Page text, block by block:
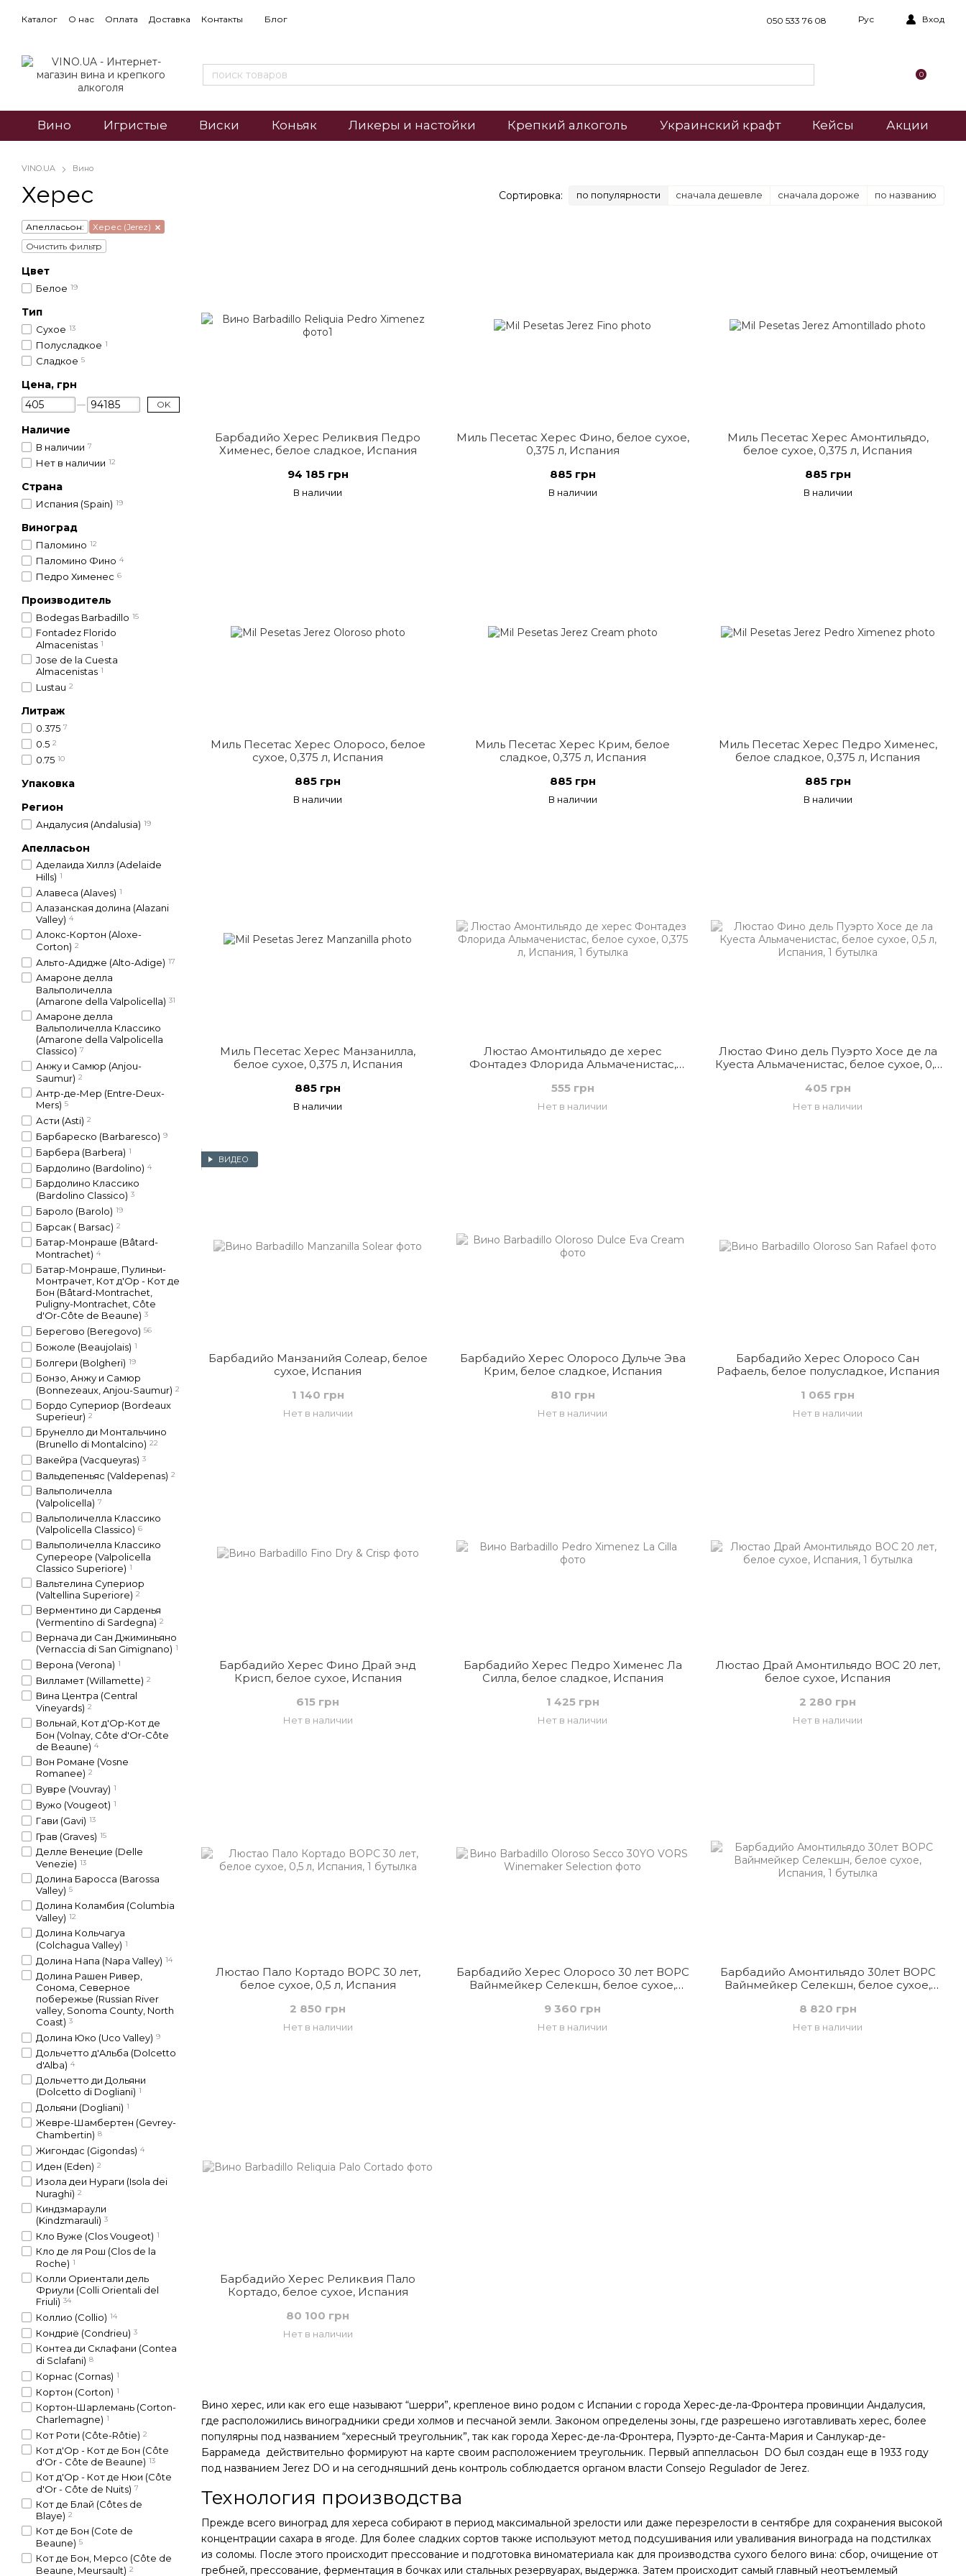
Каталог О нас Оплата Доставка Контакты Блог 050 533 76 08 Рус Вход
0
Вино Игристые Виски Коньяк Ликеры и настойки Крепкий алкоголь Украинский крафт Кейсы Акции
VINO.UA Вино
Херес Сортировка: по популярности сначала дешевле сначала дороже по названию
Вино херес, или как его еще называют “шерри”, крепленое вино родом с Испании с города Херес-де-ла-Фронтера провинции Андалусия,
где расположились виноградники среди холмов и песчаной земли. Законом определены зоны, где разрешено изготавливать херес, более
популярны под названием “хересный треугольник”, так как города Херес-де-ла-Фронтера, Пуэрто-де-Санта-Мария и Санлукар-де-
Баррамеда действительно формируют на карте своим расположением треугольник. Первый аппелласьон DO был создан еще в 1933 году
под названием Jerez DO и на сегодняшний день контроль соблюдается органом власти Consejo Regulador de Jerez.
Технология производства
Прежде всего виноград для хереса собирают в период максимальной зрелости или даже перезрелости в сентябре для сохранения высокой
концентрации сахара в ягоде. Для более сладких сортов также используют метод подсушивания или уваливания винограда на подстилках
из соломы. После этого происходит прессование и подготовка виноматериала как для производства сухого белого вина: сбор, очищение от
гребней, прессование, ферментация в бочках или стальных резервуарах, выдержка. Затем происходит самый главный неотъемлемый
Барбадийо Херес Реликвия Педро
Хименес, белое сладкое, Испания
94 185 грн
В наличии
Миль Песетас Херес Фино, белое сухое,
0,375 л, Испания
885 грн
В наличии
Миль Песетас Херес Амонтильядо,
белое сухое, 0,375 л, Испания
885 грн
В наличии
Миль Песетас Херес Олоросо, белое
сухое, 0,375 л, Испания
885 грн
В наличии
Миль Песетас Херес Крим, белое
сладкое, 0,375 л, Испания
885 грн
В наличии
Миль Песетас Херес Педро Хименес,
белое сладкое, 0,375 л, Испания
885 грн
В наличии
Миль Песетас Херес Манзанилла,
белое сухое, 0,375 л, Испания
885 грн
В наличии
Люстао Амонтильядо де херес
Фонтадез Флорида Альмаченистас,
555 грн
Нет в наличии
Люстао Фино дель Пуэрто Хосе де ла
Куеста Альмаченистас, белое сухое, 0,5
405 грн
Нет в наличии
ВИДЕО
Барбадийо Манзанийя Солеар, белое
сухое, Испания
1 140 грн
Нет в наличии
Барбадийо Херес Олоросо Дульче Эва
Крим, белое сладкое, Испания
810 грн
Нет в наличии
Барбадийо Херес Олоросо Сан
Рафаель, белое полусладкое, Испания
1 065 грн
Нет в наличии
Барбадийо Херес Фино Драй энд
Крисп, белое сухое, Испания
615 грн
Нет в наличии
Барбадийо Херес Педро Хименес Ла
Силла, белое сладкое, Испания
1 425 грн
Нет в наличии
Люстао Драй Амонтильядо ВОС 20 лет,
белое сухое, Испания
2 280 грн
Нет в наличии
Люстао Пало Кортадо ВОРС 30 лет,
белое сухое, 0,5 л, Испания
2 850 грн
Нет в наличии
Барбадийо Херес Олоросо 30 лет ВОРС
Вайнмейкер Селекшн, белое сухое,
9 360 грн
Нет в наличии
Барбадийо Амонтильядо 30лет ВОРС
Вайнмейкер Селекшн, белое сухое,
8 820 грн
Нет в наличии
Барбадийо Херес Реликвия Пало
Кортадо, белое сухое, Испания
80 100 грн
Нет в наличии
Апелласьон:
Херес (Jerez)
Очистить фильтр
Цвет
Белое 19
Тип
Сухое 13
Полусладкое 1
Сладкое 5
Цена, грн
OK
Наличие
В наличии 7
Нет в наличии 12
Страна
Испания (Spain) 19
Виноград
Паломино 12
Паломино Фино 4
Педро Хименес 6
Производитель
Bodegas Barbadillo 15
Fontadez Florido
Almacenistas 1
Jose de la Cuesta
Almacenistas 1
Lustau 2
Литраж
0.375 7
0.5 2
0.75 10
Упаковка
Регион
Андалусия (Andalusia) 19
Апелласьон
Аделаида Хиллз (Adelaide
Hills) 1
Алавеса (Alaves) 1
Алазанская долина (Alazani
Valley) 4
Алокс-Кортон (Aloxe-
Corton) 2
Альто-Адидже (Alto-Adige) 17
Амароне делла
Вальполичелла
(Amarone della Valpolicella) 31
Амароне делла
Вальполичелла Классико
(Amarone della Valpolicella
Classico) 7
Анжу и Самюр (Anjou-
Saumur) 2
Антр-де-Мер (Entre-Deux-
Mers) 5
Асти (Asti) 2
Барбареско (Barbaresco) 9
Барбера (Barbera) 1
Бардолино (Bardolino) 4
Бардолино Классико
(Bardolino Classico) 3
Бароло (Barolo) 19
Барсак ( Barsac) 2
Батар-Монраше (Bâtard-
Montrachet) 4
Батар-Монраше, Пулиньи-
Монтрачет, Кот д'Ор - Кот де
Бон (Bâtard-Montrachet,
Puligny-Montrachet, Côte
d'Or-Côte de Beaune) 3
Берегово (Beregovo) 56
Божоле (Beaujolais) 1
Болгери (Bolgheri) 19
Бонзо, Анжу и Самюр
(Bonnezeaux, Anjou-Saumur) 2
Бордо Супериор (Bordeaux
Superieur) 2
Брунелло ди Монтальчино
(Brunello di Montalcino) 22
Вакейра (Vacqueyras) 3
Вальдепеньяс (Valdepenas) 2
Вальполичелла
(Valpolicella) 7
Вальполичелла Классико
(Valpolicella Classico) 6
Вальполичелла Классико
Супереоре (Valpolicella
Classico Superiore) 1
Вальтелина Супериор
(Valtellina Superiore) 2
Верментино ди Сарденья
(Vermentino di Sardegna) 2
Вернача ди Сан Джиминьяно
(Vernaccia di San Gimignano) 1
Верона (Verona) 1
Вилламет (Willamette) 2
Вина Центра (Central
Vineyards) 2
Вольнай, Кот д'Ор-Кот де
Бон (Volnay, Côte d'Or-Côte
de Beaune) 4
Вон Романе (Vosne
Romanee) 2
Вувре (Vouvray) 1
Вужо (Vougeot) 1
Гави (Gavi) 13
Грав (Graves) 15
Делле Венецие (Delle
Venezie) 13
Долина Баросса (Barossa
Valley) 5
Долина Коламбия (Columbia
Valley) 12
Долина Кольчагуа
(Colchagua Valley) 1
Долина Напа (Napa Valley) 14
Долина Рашен Ривер,
Сонома, Северное
побережье (Russian River
valley, Sonoma County, North
Coast) 3
Долина Юко (Uco Valley) 9
Дольчетто д'Aльба (Dolcetto
d'Alba) 4
Дольчетто ди Дольяни
(Dolcetto di Dogliani) 1
Дольяни (Dogliani) 1
Жевре-Шамбертен (Gevrey-
Chambertin) 8
Жигондас (Gigondas) 4
Иден (Eden) 2
Изола деи Нураги (Isola dei
Nuraghi) 2
Киндзмараули
(Kindzmarauli) 3
Кло Вуже (Clos Vougeot) 1
Кло де ля Рош (Clos de la
Roche) 1
Колли Ориентали дель
Фриули (Colli Orientali del
Friuli) 34
Коллио (Collio) 14
Кондриё (Condrieu) 3
Контеа ди Склафани (Contea
di Sclafani) 8
Корнас (Cornas) 1
Кортон (Corton) 1
Кортон-Шарлемань (Corton-
Charlemagne) 1
Кот Роти (Côte-Rôtie) 2
Кот д'Ор - Кот де Бон (Côte
d'Or - Côte de Beaune) 13
Кот д'Ор - Кот де Нюи (Côte
d'Or - Côte de Nuits) 7
Кот де Блай (Côtes de
Blaye) 2
Кот де Бон (Cote de
Beaune) 5
Кот де Бон, Мерсо (Côte de
Beaune, Meursault) 2